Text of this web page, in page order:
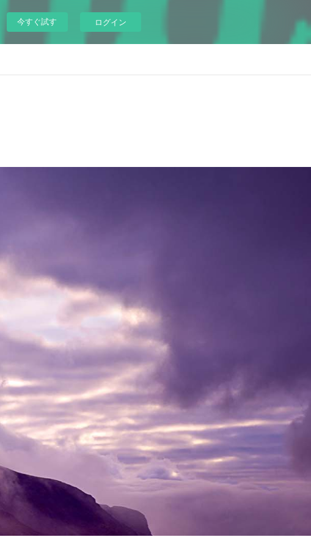
今すぐ試す ログイン